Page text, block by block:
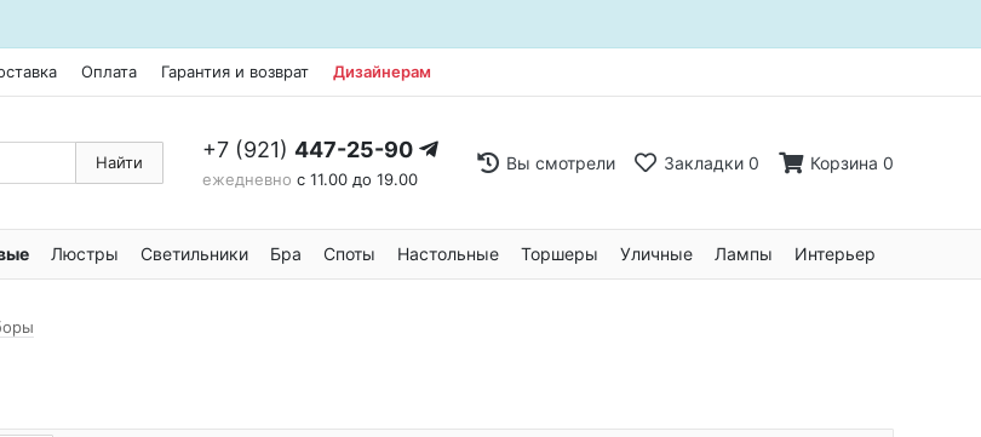
Оплата Гарантия и возврат Дизайнерам
Найти +7 (921) 447-25-90
ежедневно с 11.00 до 19.00
Вы смотрели Закладки 0 Корзина 0
Люстры Светильники Бра Споты Настольные Торшеры Уличные Лампы Интерьер